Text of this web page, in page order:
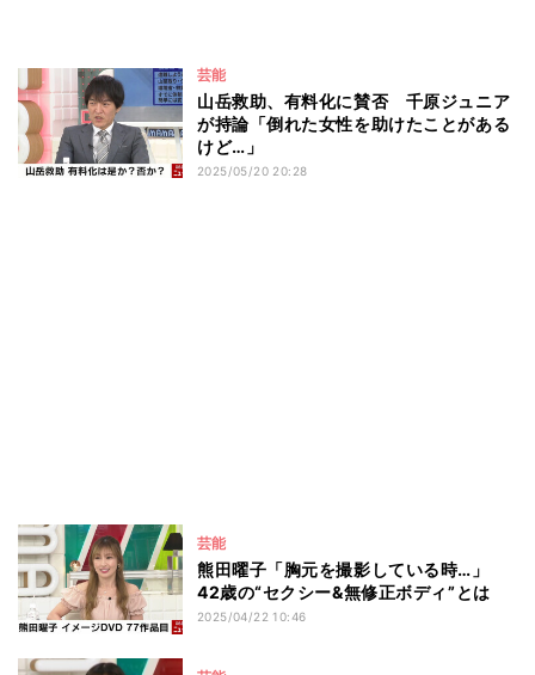
芸能
山岳救助、有料化に賛否 千原ジュニア
が持論「倒れた女性を助けたことがある
けど…」
2025/05/20 20:28
芸能
熊田曜子「胸元を撮影している時…」
42歳の“セクシー&無修正ボディ”とは
2025/04/22 10:46